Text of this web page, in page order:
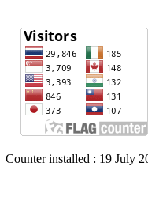
Counter installed : 19 July